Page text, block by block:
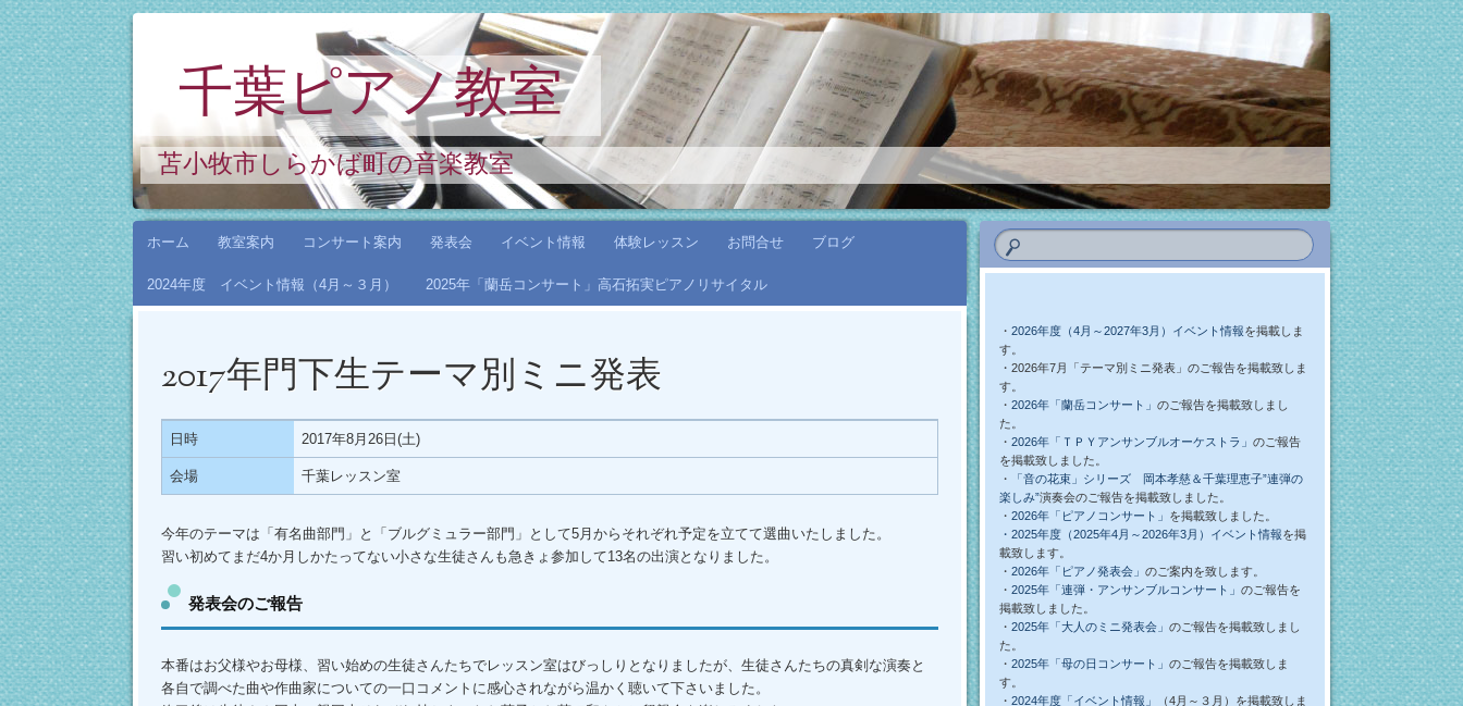
千葉ピアノ教室
苫小牧市しらかば町の音楽教室
コ
ホーム 教室案内 コンサート案内 発表会 イベント情報 体験レッスン お問合せ ブログ
2024年度 イベント情報（4月～３月） 2025年「蘭岳コンサート」高石拓実ピアノリサイタル
2017年門下生テーマ別ミニ発表
日時 2017年8月26日(土)
会場 千葉レッスン室
今年のテーマは「有名曲部門」と「ブルグミュラー部門」として5月からそれぞれ予定を立てて選曲いたしました。
習い初めてまだ4か月しかたってない小さな生徒さんも急きょ参加して13名の出演となりました。
発表会のご報告
本番はお父様やお母様、習い始めの生徒さんたちでレッスン室はびっしりとなりましたが、生徒さんたちの真剣な演奏と
各自で調べた曲や作曲家についての一口コメントに感心されながら温かく聴いて下さいました。
・2026年度（4月～2027年3月）イベント情報を掲載しま
す。
・2026年7月「テーマ別ミニ発表」のご報告を掲載致しま
す。
・2026年「蘭岳コンサート」のご報告を掲載致しまし
た。
・2026年「ＴＰＹアンサンブルオーケストラ」のご報告
を掲載致しました。
・
「音の花束」シリーズ 岡本孝慈＆千葉理恵子”連弾の
楽しみ”演奏会のご報告を掲載致しました。
・2026年「ピアノコンサート」 を掲載致しました。
・2025年度（2025年4月～2026年3月）イベント情報を掲
載致します。
・2026年「ピアノ発表会」のご案内を致します。
・2025年「連弾・アンサンブルコンサート」のご報告を
掲載致しました。
・2025年「大人のミニ発表会」のご報告を掲載致しまし
た。
・2025年「母の日コンサート」のご報告を掲載致しま
す。
・2024年度「イベント情報」
（4月～３月）を掲載致しま